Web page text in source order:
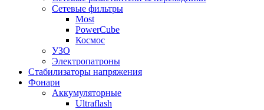
Сетевые фильтры
Most
PowerCube
Космос
УЗО
Электропатроны
Стабилизаторы напряжения
Фонари
Аккумуляторные
Ultraflash